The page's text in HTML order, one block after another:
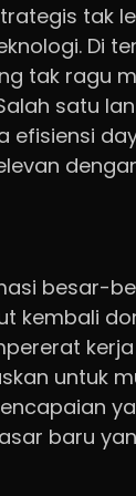
tak
Di
tak ragu
satu
efisiensi
besar-
kembali
untuk
baru